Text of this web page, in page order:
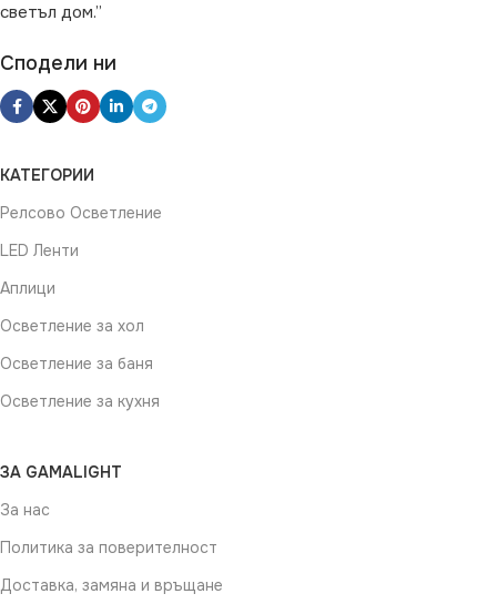
светъл дом.”
Сподели ни
КАТЕГОРИИ
Релсово Осветление
LED Ленти
Аплици
Осветление за хол
Осветление за баня
Осветление за кухня
ЗА GAMALIGHT
За нас
Политика за поверителност
Доставка, замяна и връщане